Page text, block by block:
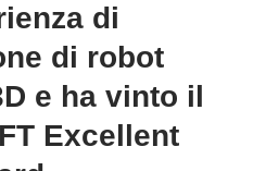
di
di robot
e ha vinto il
Excellent